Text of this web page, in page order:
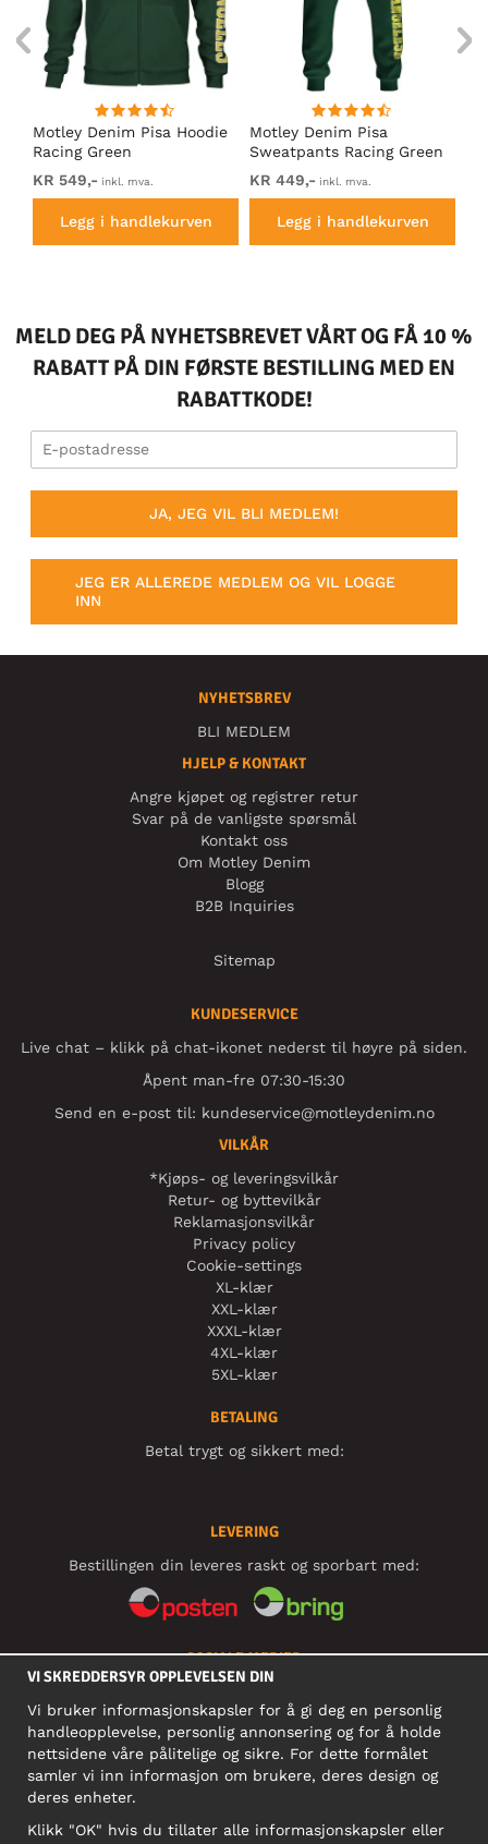
Motley Denim Pisa Hoodie
Racing Green
KR 549,- inkl. mva.
Legg i handlekurven
Motley Denim Pisa
Sweatpants Racing Green
KR 449,- inkl. mva.
Legg i handlekurven
MELD DEG PÅ NYHETSBREVET VÅRT OG FÅ 10 %
RABATT PÅ DIN FØRSTE BESTILLING MED EN
RABATTKODE!
JA, JEG VIL BLI MEDLEM!
JEG ER ALLEREDE MEDLEM OG VIL LOGGE
INN
NYHETSBREV
BLI MEDLEM
HJELP & KONTAKT
Angre kjøpet og registrer retur
Svar på de vanligste spørsmål
Kontakt oss
Om Motley Denim
Blogg
B2B Inquiries
Sitemap
KUNDESERVICE
Live chat – klikk på chat-ikonet nederst til høyre på siden.
Åpent man-fre 07:30-15:30
Send en e-post til: kundeservice@motleydenim.no
VILKÅR
*Kjøps- og leveringsvilkår
Retur- og byttevilkår
Reklamasjonsvilkår
Privacy policy
Cookie-settings
XL-klær
XXL-klær
XXXL-klær
4XL-klær
5XL-klær
BETALING
Betal trygt og sikkert med:
LEVERING
Bestillingen din leveres raskt og sporbart med:
SOSIALE MEDIER
BEDRIFT
Motley Denim Norge AS
NB! Ikke bruk denne adressen til å sende produkter i retur!
VI SKREDDERSYR OPPLEVELSEN DIN
Vi bruker informasjonskapsler for å gi deg en personlig
handleopplevelse, personlig annonsering og for å holde
nettsidene våre pålitelige og sikre. For dette formålet
samler vi inn informasjon om brukere, deres design og
deres enheter.
Klikk "OK" hvis du tillater alle informasjonskapsler eller